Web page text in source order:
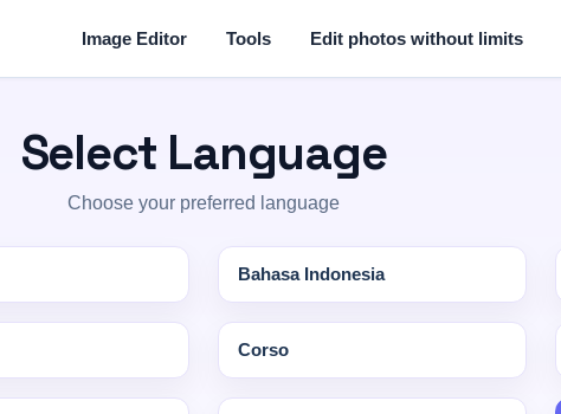
Image Editor Tools Edit photos without limits
Select Language
Choose your preferred language
Bahasa Indonesia
Corso